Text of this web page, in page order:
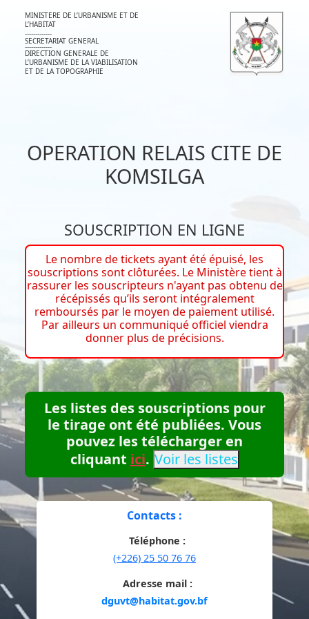
MINISTERE DE L’URBANISME ET DE
L’HABITAT
-------------
SECRETARIAT GENERAL
-------------
DIRECTION GENERALE DE
L’URBANISME DE LA VIABILISATION
ET DE LA TOPOGRAPHIE
OPERATION RELAIS CITE DE
KOMSILGA
SOUSCRIPTION EN LIGNE
Le nombre de tickets ayant été épuisé, les
souscriptions sont clôturées. Le Ministère tient à
rassurer les souscripteurs n'ayant pas obtenu de
récépissés qu’ils seront intégralement
remboursés par le moyen de paiement utilisé.
Par ailleurs un communiqué officiel viendra
donner plus de précisions.
Les listes des souscriptions pour
le tirage ont été publiées. Vous
pouvez les télécharger en
cliquant ici. Voir les listes
Contacts :
Téléphone :
(+226) 25 50 76 76
Adresse mail :
dguvt@habitat.gov.bf